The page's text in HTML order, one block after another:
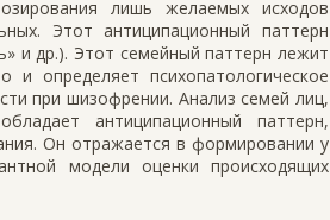
лишь желаемых исходов
Этот антиципационный паттерн
и др.). Этот семейный паттерн лежит
и определяет психопатологическое
при шизофрении. Анализ семей лиц,
антиципационный паттерн,
Он отражается в формировании у
модели оценки происходящих